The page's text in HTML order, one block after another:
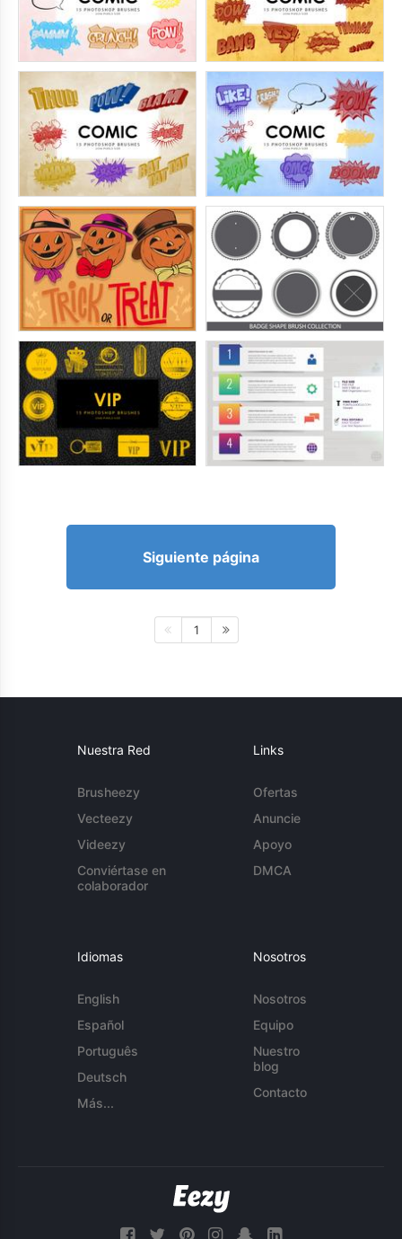
Siguiente página
1
Nuestra Red
Brusheezy
Vecteezy
Videezy
Conviértase en
colaborador
Links
Ofertas
Anuncie
Apoyo
DMCA
Idiomas
English
Español
Português
Deutsch
Más...
Nosotros
Nosotros
Equipo
Nuestro
blog
Contacto